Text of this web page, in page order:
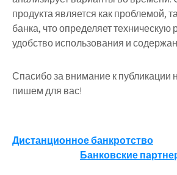
продукта является как проблемой,
банка, что определяет техническую
удобство использования и
Спасибо за внимание к публикации
пишем для вас!
Навигация
Дистанционное банкротство
Банковские